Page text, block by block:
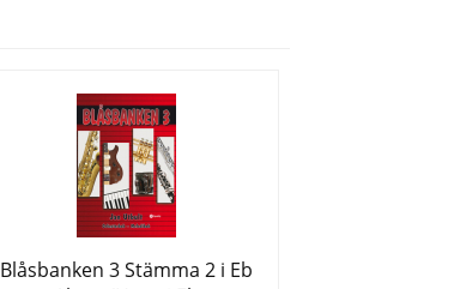
Blåsbanken 3 Stämma 2 i Eb